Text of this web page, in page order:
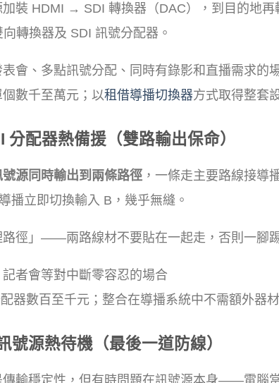
裝 HDMI → SDI 轉換器（DAC），到目的地
轉換器及 SDI 訊號分配器。
會、多點訊號分配、同時有錄影和直播需求的
數千至萬元；以租借導播切換器方式取得整套
分配器熱備援（雙路輸出保命）
源同時輸出到兩條路徑 ，一條走主要路線接導
播立即切換輸入 B，幾乎無縫。
路徑」——兩路線材不要貼在一起走，否則一腳
者會等對中斷零容忍的場合
器數百至千元；整合在導播系統中不需額外器
號源熱待機（最後一道防線）
傳輸穩定性，但有時問題在訊號源本身——電腦